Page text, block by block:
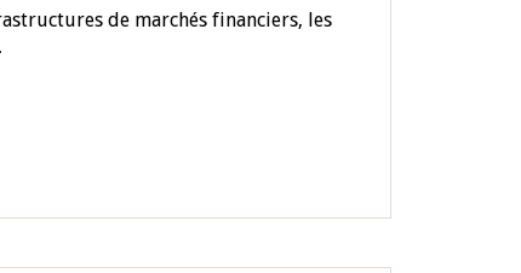
de marchés financiers, les